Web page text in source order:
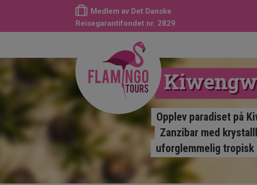
Medlem av Det Danske
Reisegarantifondet nr. 2829
Opplev paradiset på
Zanzibar med
uforglemmelig